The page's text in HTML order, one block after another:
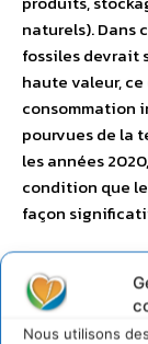
Nous utilisons
naturels). Dans
fossiles devrait
haute valeur,
consommation
pourvues de la
les années
condition que
façon
rythme